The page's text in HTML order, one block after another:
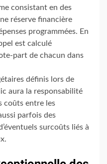
consistant en des
réserve financière
programmées. En
est calculé
part de chacun dans
définis lors de
aura la responsabilité
coûts entre les
parfois des
surcoûts liés à